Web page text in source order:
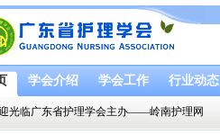
学会介绍 学会工作 行业动态
光临广东省护理学会主办——岭南护理网